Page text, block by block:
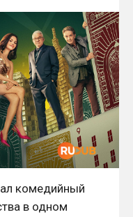
комедийный
в одном